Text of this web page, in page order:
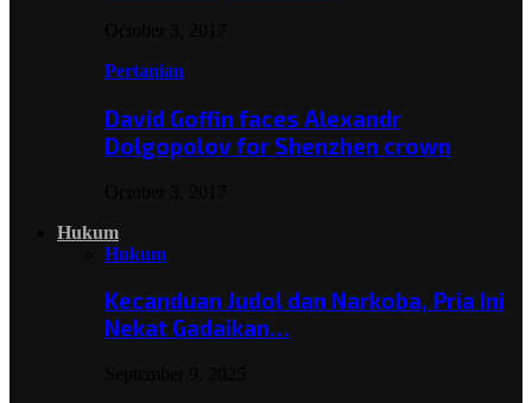
Pertanian
David Goffin faces Alexandr
Dolgopolov for Shenzhen crown
Hukum
Hukum
Kecanduan Judol dan Narkoba, Pria Ini
Nekat Gadaikan…